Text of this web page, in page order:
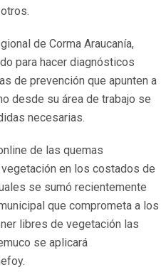
de Corma Araucanía,
para hacer diagnósticos
de prevención que apunten a
desde su área de trabajo se
necesarias.
de las quemas
en los costados de
se sumó recientemente
que comprometa a los
libres de vegetación las
se aplicará